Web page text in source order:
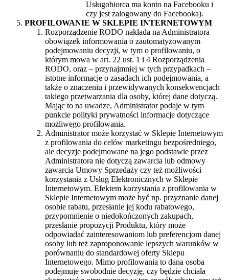
Usługobiorca ma konto na Facebooku i
czy jest zalogowany do Facebooka).
PROFILOWANIE W SKLEPIE INTERNETOWYM
Rozporządzenie RODO nakłada na Administratora
obowiązek informowania o zautomatyzowanym
podejmowaniu decyzji, w tym o profilowaniu, o
którym mowa w art. 22 ust. 1 i 4 Rozporządzenia
RODO, oraz – przynajmniej w tych przypadkach –
istotne informacje o zasadach ich podejmowania, a
także o znaczeniu i przewidywanych konsekwencjach
takiego przetwarzania dla osoby, której dane dotyczą.
Mając to na uwadze, Administrator podaje w tym
punkcie polityki prywatności informacje dotyczące
możliwego profilowania.
Administrator może korzystać w Sklepie Internetowym
z profilowania do celów marketingu bezpośredniego,
ale decyzje podejmowane na jego podstawie przez
Administratora nie dotyczą zawarcia lub odmowy
zawarcia Umowy Sprzedaży czy też możliwości
korzystania z Usług Elektronicznych w Sklepie
Internetowym. Efektem korzystania z profilowania w
Sklepie Internetowym może być np. przyznanie danej
osobie rabatu, przesłanie jej kodu rabatowego,
przypomnienie o niedokończonych zakupach,
przesłanie propozycji Produktu, który może
odpowiadać zainteresowaniom lub preferencjom danej
osoby lub też zaproponowanie lepszych warunków w
porównaniu do standardowej oferty Sklepu
Internetowego. Mimo profilowania to dana osoba
podejmuje swobodnie decyzję, czy będzie chciała